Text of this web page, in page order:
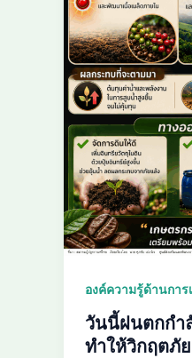
องค์ความรู้ด้านการ
วันนี้ฝนตกกำ
ทำให้วิกฤตภั